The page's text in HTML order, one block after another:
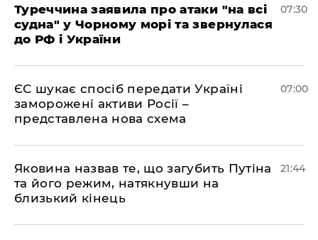
Туреччина заявила про атаки "на всі
судна" у Чорному морі та звернулася
до РФ і України
07:30
ЄС шукає спосіб передати Україні
заморожені активи Росії –
представлена ​​нова схема
07:00
Яковина назвав те, що загубить Путіна
та його режим, натякнувши на
близький кінець
21:44